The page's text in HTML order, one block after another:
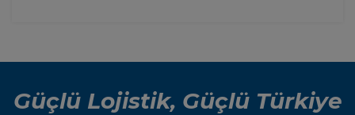
Güçlü Lojistik, Güçlü Türkiye